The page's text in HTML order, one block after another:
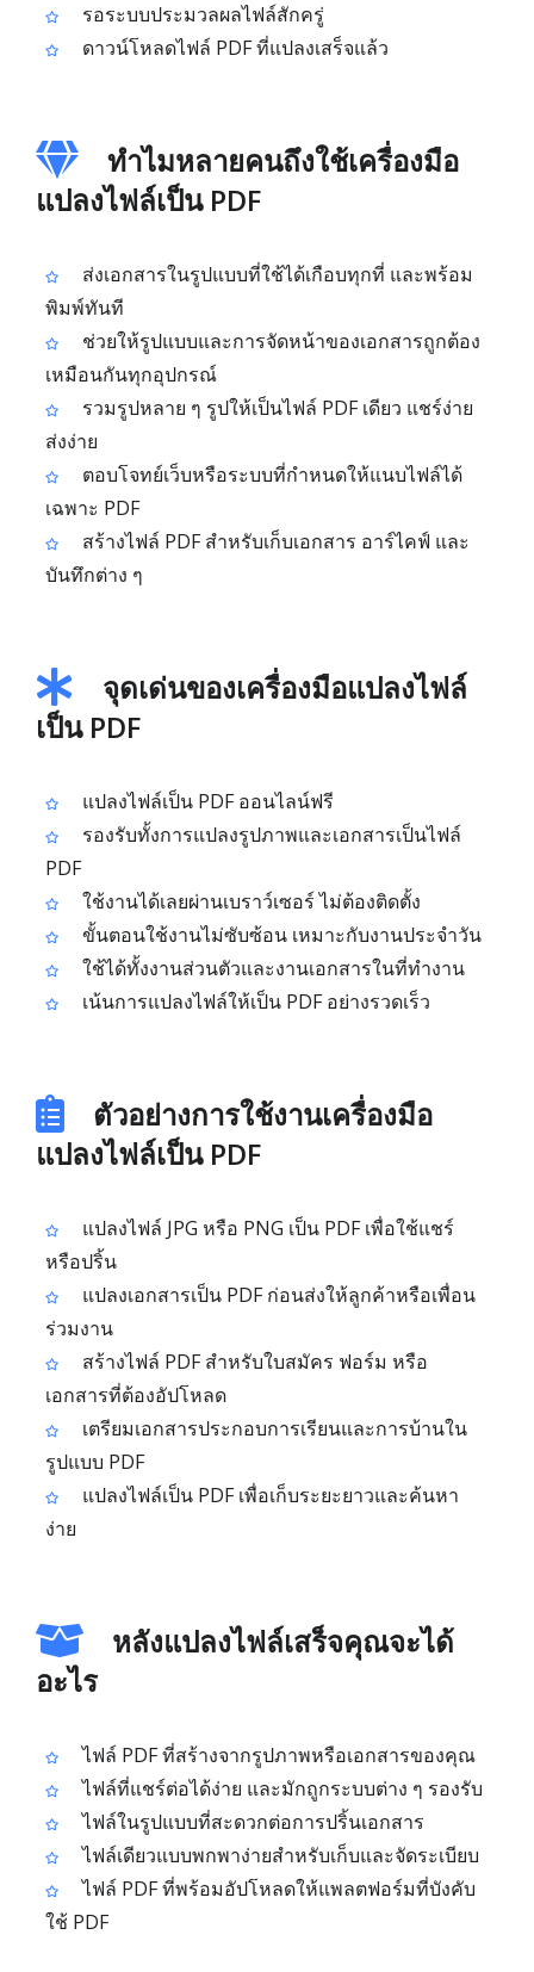
รอระบบประมวลผลไฟล์สักครู่
ดาวน์โหลดไฟล์ PDF ที่แปลงเสร็จแล้ว
ทำไมหลายคนถึงใช้เครื่องมือ
แปลงไฟล์เป็น PDF
ส่งเอกสารในรูปแบบที่ใช้ได้เกือบทุกที่ และพร้อม
พิมพ์ทันที
ช่วยให้รูปแบบและการจัดหน้าของเอกสารถูกต้อง
เหมือนกันทุกอุปกรณ์
รวมรูปหลาย ๆ รูปให้เป็นไฟล์ PDF เดียว แชร์ง่าย
ส่งง่าย
ตอบโจทย์เว็บหรือระบบที่กำหนดให้แนบไฟล์ได้
เฉพาะ PDF
สร้างไฟล์ PDF สำหรับเก็บเอกสาร อาร์ไคฟ์ และ
บันทึกต่าง ๆ
จุดเด่นของเครื่องมือแปลงไฟล์
เป็น PDF
แปลงไฟล์เป็น PDF ออนไลน์ฟรี
รองรับทั้งการแปลงรูปภาพและเอกสารเป็นไฟล์
PDF
ใช้งานได้เลยผ่านเบราว์เซอร์ ไม่ต้องติดตั้ง
ขั้นตอนใช้งานไม่ซับซ้อน เหมาะกับงานประจำวัน
ใช้ได้ทั้งงานส่วนตัวและงานเอกสารในที่ทำงาน
เน้นการแปลงไฟล์ให้เป็น PDF อย่างรวดเร็ว
ตัวอย่างการใช้งานเครื่องมือ
แปลงไฟล์เป็น PDF
แปลงไฟล์ JPG หรือ PNG เป็น PDF เพื่อใช้แชร์
หรือปริ้น
แปลงเอกสารเป็น PDF ก่อนส่งให้ลูกค้าหรือเพื่อน
ร่วมงาน
สร้างไฟล์ PDF สำหรับใบสมัคร ฟอร์ม หรือ
เอกสารที่ต้องอัปโหลด
เตรียมเอกสารประกอบการเรียนและการบ้านใน
รูปแบบ PDF
แปลงไฟล์เป็น PDF เพื่อเก็บระยะยาวและค้นหา
ง่าย
หลังแปลงไฟล์เสร็จคุณจะได้
อะไร
ไฟล์ PDF ที่สร้างจากรูปภาพหรือเอกสารของคุณ
ไฟล์ที่แชร์ต่อได้ง่าย และมักถูกระบบต่าง ๆ รองรับ
ไฟล์ในรูปแบบที่สะดวกต่อการปริ้นเอกสาร
ไฟล์เดียวแบบพกพาง่ายสำหรับเก็บและจัดระเบียบ
ไฟล์ PDF ที่พร้อมอัปโหลดให้แพลตฟอร์มที่บังคับ
ใช้ PDF